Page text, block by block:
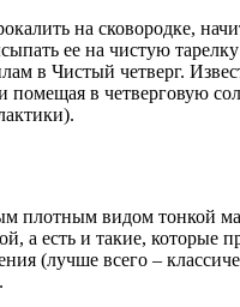
на сковородке,
ее на чистую
в Чистый четверг.
помещая в четверговую
плотным видом тонкой
а есть и такие, которые
(лучше всего –